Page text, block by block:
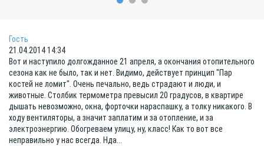
Гость
21.04.2014 14:34
Вот и наступило долгожданное 21 апреля, а окончания отопительного
сезона как не было, так и нет. Видимо, действует принцип "Пар
костей не ломит". Очень печально, ведь страдают и люди, и
животные. Столбик термометра превысил 20 градусов, в квартире
дышать невозможно, окна, форточки нараспашку, а толку никакого. В
ходу вентиляторы, а значит заплатим и за отопление, и за
электроэнергию. Обогреваем улицу, ну, класс! Как то вот все
неправильно у нас всегда. Нда...